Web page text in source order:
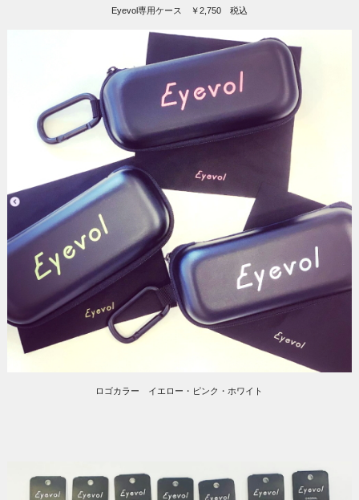
Eyevol専用ケース ￥2,750 税込
ロゴカラー イエロー・ピンク・ホワイト